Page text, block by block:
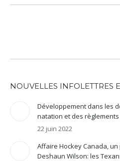
NOUVELLES INFOLETTRES
Développement dans les
natation et des
22 juin 2022
Affaire Hockey Canada,
Deshaun Wilson: les